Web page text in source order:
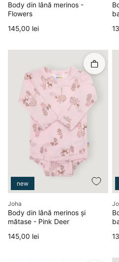
Body din lână merinos -
Flowers
Preț
145,00 lei
Body din lână merinos și
mătase - Pink Deer
new
Rapid în
Producător
Joha
Preț
145,00 lei